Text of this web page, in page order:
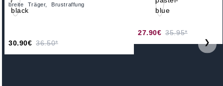
breite Träger, Brustraffung
30.90€ 36.50*
27.90€ 35.95*
❯